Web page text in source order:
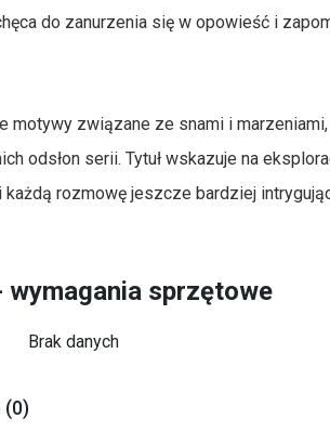
do zanurzenia się w opowieść i
motywy związane ze snami i
odsłon serii. Tytuł wskazuje na
rozmowę jeszcze bardziej
wymagania sprzętowe
Brak danych
(0)